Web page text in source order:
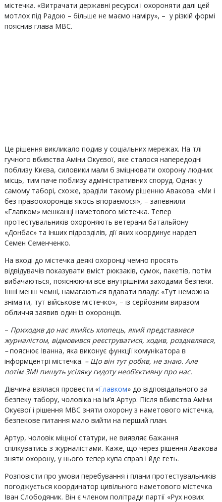
містечка. «Витрачати державні ресурси і охороняти далі цей
мотлох під Радою – більше не маємо наміру», – у різкій формі
пояснив глава МВС.
Це рішення викликало подив у соціальних мережах. На тлі
гучного вбивства Аміни Окуєвої, яке сталося напередодні
поблизу Києва, силовики мали б зміцнювати охорону людних
місць, тим паче поблизу адміністративних споруд. Однак у
самому таборі, схоже, зраділи такому рішенню Авакова. «Ми і
без правоохоронців якось впораємося», – запевнили
«Главком» мешканці наметового містечка. Тепер
протестувальників охороняють ветерани батальйону
«Донбас» та інших підрозділів, дії яких координує нардеп
Семен Семенченко.
На вході до містечка деякі охоронці чемно просять
відвідувачів показувати вміст рюкзаків, сумок, пакетів, потім
вибачаються, пояснюючи все внутрішніми заходами безпеки.
Інші менш чемні, намагаються вдавати владу: «Тут неможна
знімати, тут військове містечко», – із серйозним виразом
обличчя заявив один із охоронців.
– Приходив до нас якийсь хлопець, який представився
журналістом, відмовився реєструватися, ходив, роздивлявся,
–пояснює Іванна, яка виконує функції комунікатора в
інформцентрі містечка. – Що він тут робив, не знаю. Але
потім ЗМІ пишуть усіляку гидоту необ’єктивну про нас.
Дівчина взялася провести «Главком» до відповідального за
безпеку табору, чоловіка на ім’я Артур. Після вбивства Аміни
Окуєвої і рішення МВС зняти охорону з наметового містечка,
безпекове питання мало вийти на перший план.
Артур, чоловік міцної статури, не виявляє бажання
спілкуватись з журналістами. Каже, що через рішення Авакова
зняти охорону, у нього тепер купа справ і йде геть.
Розповісти про умови перебування і плани протестувальників
погоджується координатор цивільного наметового містечка
Іван Слободяник. Він є членом політради партії «Рух нових